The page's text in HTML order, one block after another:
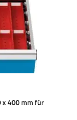
x 400 mm für